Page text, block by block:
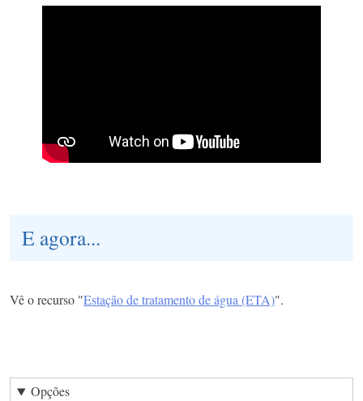
E agora...
Vê o recurso "Estação de tratamento de água (ETA)".
Opções